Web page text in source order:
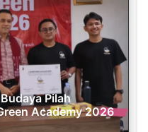
Pilah
Academy 2026